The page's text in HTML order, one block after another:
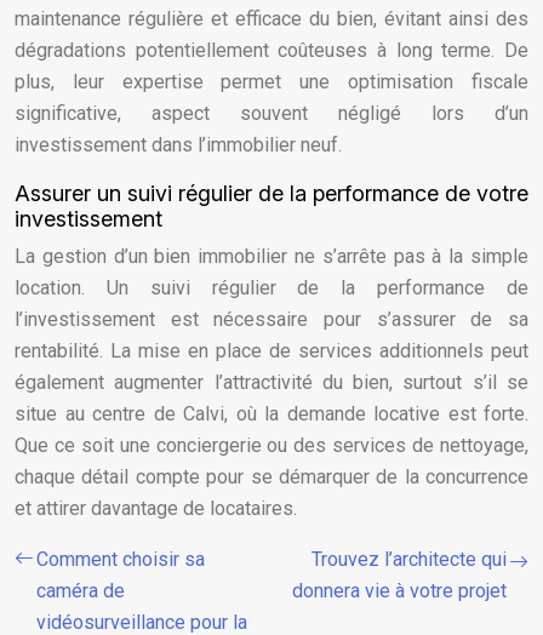
maintenance régulière et efficace du bien, évitant ainsi des
dégradations potentiellement coûteuses à long terme. De
plus, leur expertise permet une optimisation fiscale
significative, aspect souvent négligé lors d’un
investissement dans l’immobilier neuf.
Assurer un suivi régulier de la performance de votre
investissement
La gestion d’un bien immobilier ne s’arrête pas à la simple
location. Un suivi régulier de la performance de
l’investissement est nécessaire pour s’assurer de sa
rentabilité. La mise en place de services additionnels peut
également augmenter l’attractivité du bien, surtout s’il se
situe au centre de Calvi, où la demande locative est forte.
Que ce soit une conciergerie ou des services de nettoyage,
chaque détail compte pour se démarquer de la concurrence
et attirer davantage de locataires.
Comment choisir sa
caméra de
vidéosurveillance pour la
Trouvez l’architecte qui
donnera vie à votre projet